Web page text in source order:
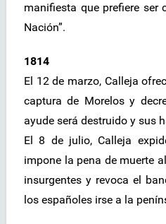
manifiesta que prefiere ser
Nación”.
1814
El 12 de marzo, Calleja
captura de Morelos y
ayude será destruido y sus
El 8 de julio, Calleja
impone la pena de muerte
insurgentes y revoca el
los españoles irse a la